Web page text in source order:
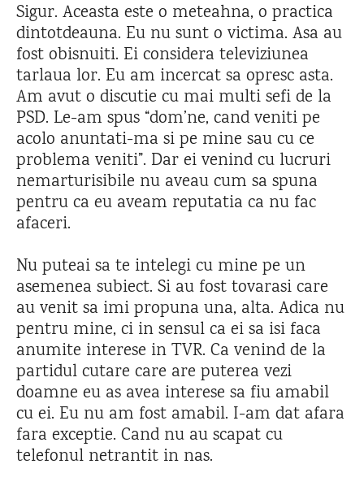
Sigur. Aceasta este o meteahna, o practica
dintotdeauna. Eu nu sunt o victima. Asa au
fost obisnuiti. Ei considera televiziunea
tarlaua lor. Eu am incercat sa opresc asta.
Am avut o discutie cu mai multi sefi de la
PSD. Le-am spus “dom’ne, cand veniti pe
acolo anuntati-ma si pe mine sau cu ce
problema veniti”. Dar ei venind cu lucruri
nemarturisibile nu aveau cum sa spuna
pentru ca eu aveam reputatia ca nu fac
afaceri.
Nu puteai sa te intelegi cu mine pe un
asemenea subiect. Si au fost tovarasi care
au venit sa imi propuna una, alta. Adica nu
pentru mine, ci in sensul ca ei sa isi faca
anumite interese in TVR. Ca venind de la
partidul cutare care are puterea vezi
doamne eu as avea interese sa fiu amabil
cu ei. Eu nu am fost amabil. I-am dat afara
fara exceptie. Cand nu au scapat cu
telefonul netrantit in nas.